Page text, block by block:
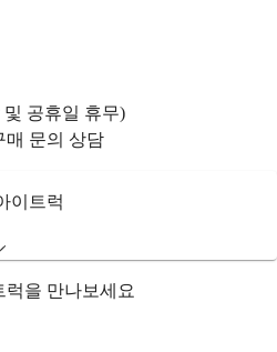
및 공휴일 휴무)
매 문의 상담
이트럭
럭을 만나보세요